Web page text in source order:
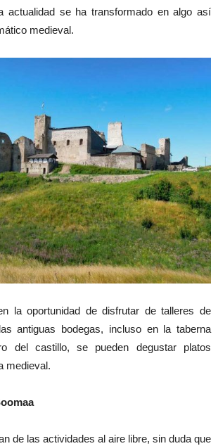
actualidad se ha transformado en algo así
medieval.
la oportunidad de disfrutar de talleres de
antiguas bodegas, incluso en la taberna
del castillo, se pueden degustar platos
medieval.
de las actividades al aire libre, sin duda que